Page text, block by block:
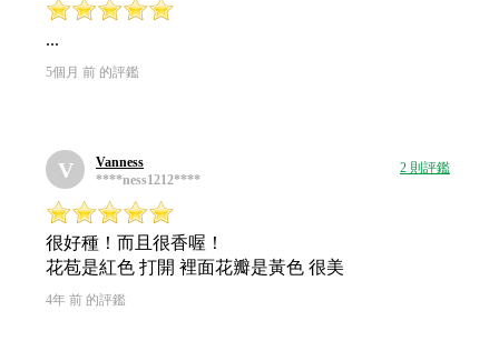
...
5個月 前 的評鑑
V
Vanness
****ness1212****
2 則評鑑
很好種！而且很香喔！
花苞是紅色 打開 裡面花瓣是黃色 很美
4年 前 的評鑑